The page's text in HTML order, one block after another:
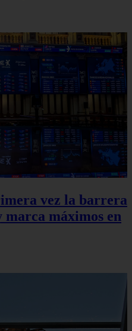
vez la barrera
marca máximos en